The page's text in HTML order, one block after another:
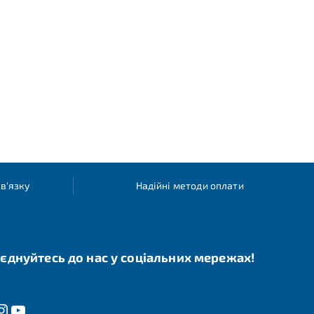
Надійні методи оплати
до нас у соціальних мережах!